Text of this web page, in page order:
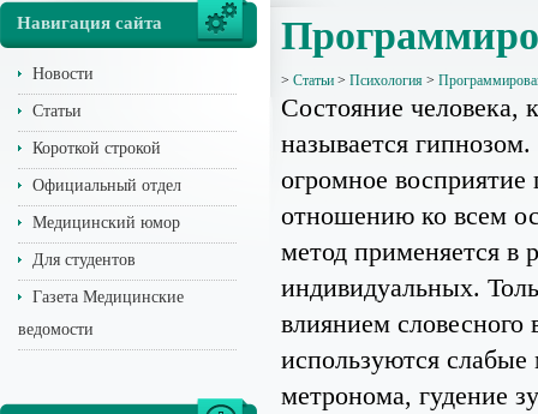
Навигация сайта
Новости
Статьи
Короткой строкой
Официальный отдел
Медицинский юмор
Для студентов
Газета Медицинские
ведомости
> Статьи > Психология >
Состояние человека,
называется
огромное
отношению ко всем
метод применяется в
индивидуальных.
влиянием
используются
метронома, гудение